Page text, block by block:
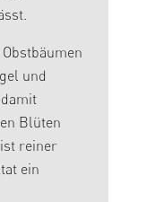
und
Blüten
reiner
ein